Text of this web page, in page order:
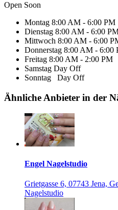
Open Soon
Montag 8:00 AM - 6:00 PM
Dienstag 8:00 AM - 6:00
Mittwoch 8:00 AM - 6:00
Donnerstag 8:00 AM - 6:00
Freitag 8:00 AM - 2:00 PM
Samstag Day Off
Sonntag Day Off
Ähnliche Anbieter in der
Engel Nagelstudio
Grietgasse 6, 07743 Jena,
Nagelstudio